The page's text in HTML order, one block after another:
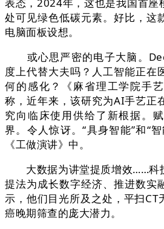
处可见绿色低碳元素。好比，这
电脑面板设想。
或心思严密的电子大脑。
度上代替大夫吗？人工智能正在
何的感化？《麻省理工学院手
称，近年来，该研究为AI手艺正
究向临床使用供给了新根据。
界。令人惊讶。“具身智能”和“
《工做演讲》中。
大数据为讲堂提质增效……科
提法为成长数字经济、推进数实
示，他们目光所及之处，平扫CT
癌晚期筛查的庞大潜力。